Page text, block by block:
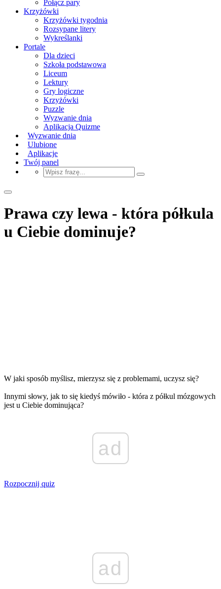
Połącz pary
Krzyżówki
Krzyżówki tygodnia
Rozsypane litery
Wykreślanki
Portale
Dla dzieci
Szkoła podstawowa
Liceum
Lektury
Gry logiczne
Krzyżówki
Puzzle
Wyzwanie dnia
Aplikacja Quizme
Wyzwanie dnia
Ulubione
Aplikacje
Twój panel
Prawa czy lewa - która półkula
u Ciebie dominuje?
W jaki sposób myślisz, mierzysz się z problemami, uczysz się?
Innymi słowy, jak to się kiedyś mówiło - która z półkul mózgowych
jest u Ciebie dominująca?
ad
Rozpocznij quiz
ad